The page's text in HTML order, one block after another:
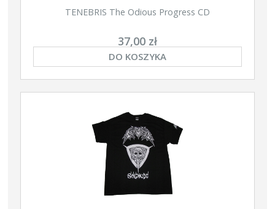
TENEBRIS The Odious Progress CD
37,00 zł
DO KOSZYKA